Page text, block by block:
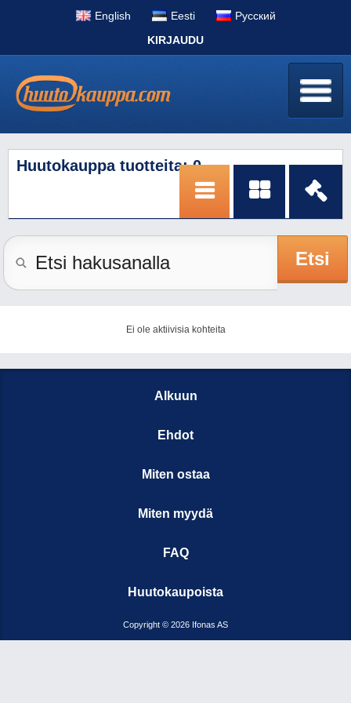
English Eesti
Pусский
Huutokauppa tuotteita: 0
Etsi
Ei ole aktiivisia kohteita
Alkuun
Ehdot
Miten ostaa
Miten myydä
FAQ
Huutokaupoista
Copyright © 2026 Ifonas AS